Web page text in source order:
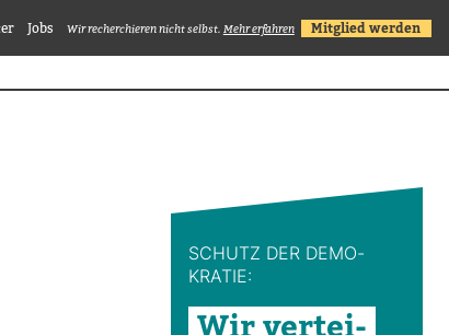
Jobs Wir recherchieren nicht selbst. Mehr erfahren Mitglied werden
SCHUTZ DER DEMO­
KRATIE: